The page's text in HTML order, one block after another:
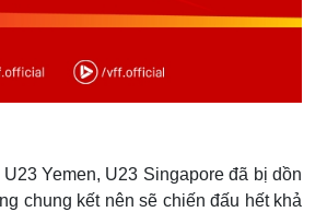
Yemen, U23 Singapore đã bị dồn
chung kết nên sẽ chiến đấu hết khả